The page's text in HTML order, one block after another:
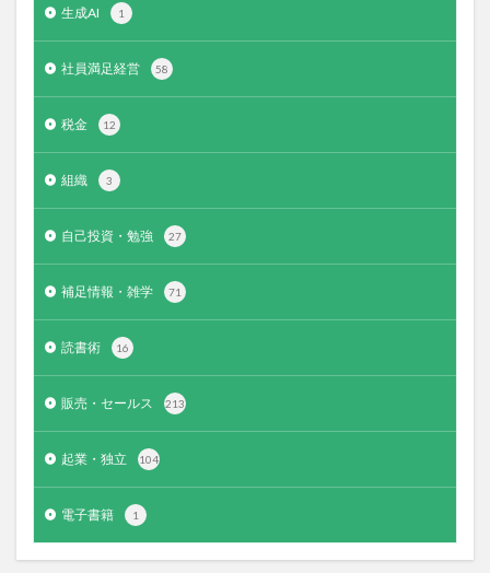
生成AI 1
社員満足経営 58
税金 12
組織 3
自己投資・勉強 27
補足情報・雑学 71
読書術 16
販売・セールス 213
起業・独立 104
電子書籍 1